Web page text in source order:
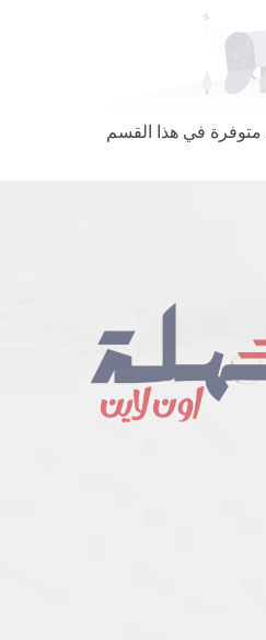
متوفرة في هذا القسم